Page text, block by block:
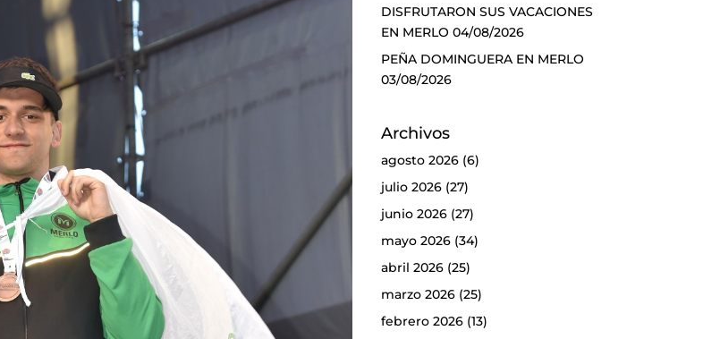
DISFRUTARON SUS VACACIONES
EN MERLO 04/08/2026
PEÑA DOMINGUERA EN MERLO
03/08/2026
Archivos
agosto 2026(6)
julio 2026(27)
junio 2026(27)
mayo 2026(34)
abril 2026(25)
marzo 2026(25)
febrero 2026(13)